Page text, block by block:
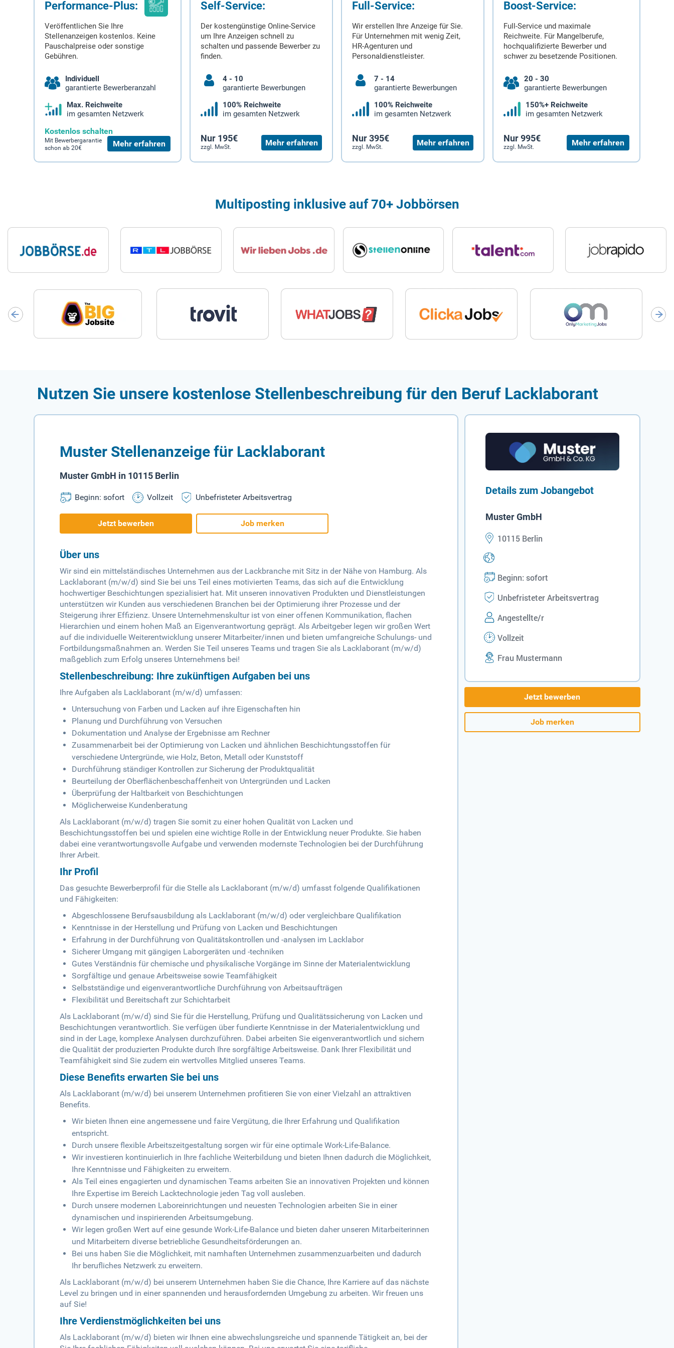
Performance-Plus:
Veröffentlichen Sie Ihre
Stellenanzeigen kostenlos. Keine
Pauschalpreise oder sonstige
Gebühren.
Individuell
garantierte Bewerberanzahl
Max. Reichweite
im gesamten Netzwerk
Kostenlos schalten
Mit Bewerbergarantie
schon ab 20€
Mehr erfahren
Self-Service:
Der kostengünstige Online-Service
um Ihre Anzeigen schnell zu
schalten und passende Bewerber zu
finden.
4 - 10
garantierte Bewerbungen
100% Reichweite
im gesamten Netzwerk
Nur 195€
zzgl. MwSt. Mehr erfahren
Full-Service:
Wir erstellen Ihre Anzeige für Sie.
Für Unternehmen mit wenig Zeit,
HR-Agenturen und
Personaldienstleister.
7 - 14
garantierte Bewerbungen
100% Reichweite
im gesamten Netzwerk
Nur 395€
zzgl. MwSt. Mehr erfahren
Boost-Service:
Full-Service und maximale
Reichweite. Für Mangelberufe,
hochqualifizierte Bewerber und
schwer zu besetzende Positionen.
20 - 30
garantierte Bewerbungen
150%+ Reichweite
im gesamten Netzwerk
Nur 995€
zzgl. MwSt. Mehr erfahren
Multiposting inklusive auf 70+ Jobbörsen
Nutzen Sie unsere kostenlose Stellenbeschreibung für den Beruf Lacklaborant
Muster Stellenanzeige für Lacklaborant
Muster GmbH in 10115 Berlin
Beginn: sofort Vollzeit Unbefristeter Arbeitsvertrag
Jetzt bewerben Job merken
Über uns
Wir sind ein mittelständisches Unternehmen aus der Lackbranche mit Sitz in der Nähe von Hamburg. Als
Lacklaborant (m/w/d) sind Sie bei uns Teil eines motivierten Teams, das sich auf die Entwicklung
hochwertiger Beschichtungen spezialisiert hat. Mit unseren innovativen Produkten und Dienstleistungen
unterstützen wir Kunden aus verschiedenen Branchen bei der Optimierung ihrer Prozesse und der
Steigerung ihrer Effizienz. Unsere Unternehmenskultur ist von einer offenen Kommunikation, flachen
Hierarchien und einem hohen Maß an Eigenverantwortung geprägt. Als Arbeitgeber legen wir großen Wert
auf die individuelle Weiterentwicklung unserer Mitarbeiter/innen und bieten umfangreiche Schulungs- und
Fortbildungsmaßnahmen an. Werden Sie Teil unseres Teams und tragen Sie als Lacklaborant (m/w/d)
maßgeblich zum Erfolg unseres Unternehmens bei!
Stellenbeschreibung: Ihre zukünftigen Aufgaben bei uns
Ihre Aufgaben als Lacklaborant (m/w/d) umfassen:
Untersuchung von Farben und Lacken auf ihre Eigenschaften hin
Planung und Durchführung von Versuchen
Dokumentation und Analyse der Ergebnisse am Rechner
Zusammenarbeit bei der Optimierung von Lacken und ähnlichen Beschichtungsstoffen für
verschiedene Untergründe, wie Holz, Beton, Metall oder Kunststoff
Durchführung ständiger Kontrollen zur Sicherung der Produktqualität
Beurteilung der Oberflächenbeschaffenheit von Untergründen und Lacken
Überprüfung der Haltbarkeit von Beschichtungen
Möglicherweise Kundenberatung
Als Lacklaborant (m/w/d) tragen Sie somit zu einer hohen Qualität von Lacken und
Beschichtungsstoffen bei und spielen eine wichtige Rolle in der Entwicklung neuer Produkte. Sie haben
dabei eine verantwortungsvolle Aufgabe und verwenden modernste Technologien bei der Durchführung
Ihrer Arbeit.
Ihr Profil
Das gesuchte Bewerberprofil für die Stelle als Lacklaborant (m/w/d) umfasst folgende Qualifikationen
und Fähigkeiten:
Abgeschlossene Berufsausbildung als Lacklaborant (m/w/d) oder vergleichbare Qualifikation
Kenntnisse in der Herstellung und Prüfung von Lacken und Beschichtungen
Erfahrung in der Durchführung von Qualitätskontrollen und -analysen im Lacklabor
Sicherer Umgang mit gängigen Laborgeräten und -techniken
Gutes Verständnis für chemische und physikalische Vorgänge im Sinne der Materialentwicklung
Sorgfältige und genaue Arbeitsweise sowie Teamfähigkeit
Selbstständige und eigenverantwortliche Durchführung von Arbeitsaufträgen
Flexibilität und Bereitschaft zur Schichtarbeit
Als Lacklaborant (m/w/d) sind Sie für die Herstellung, Prüfung und Qualitätssicherung von Lacken und
Beschichtungen verantwortlich. Sie verfügen über fundierte Kenntnisse in der Materialentwicklung und
sind in der Lage, komplexe Analysen durchzuführen. Dabei arbeiten Sie eigenverantwortlich und sichern
die Qualität der produzierten Produkte durch Ihre sorgfältige Arbeitsweise. Dank Ihrer Flexibilität und
Teamfähigkeit sind Sie zudem ein wertvolles Mitglied unseres Teams.
Diese Benefits erwarten Sie bei uns
Als Lacklaborant (m/w/d) bei unserem Unternehmen profitieren Sie von einer Vielzahl an attraktiven
Benefits.
Wir bieten Ihnen eine angemessene und faire Vergütung, die Ihrer Erfahrung und Qualifikation
entspricht.
Durch unsere flexible Arbeitszeitgestaltung sorgen wir für eine optimale Work-Life-Balance.
Wir investieren kontinuierlich in Ihre fachliche Weiterbildung und bieten Ihnen dadurch die Möglichkeit,
Ihre Kenntnisse und Fähigkeiten zu erweitern.
Als Teil eines engagierten und dynamischen Teams arbeiten Sie an innovativen Projekten und können
Ihre Expertise im Bereich Lacktechnologie jeden Tag voll ausleben.
Durch unsere modernen Laboreinrichtungen und neuesten Technologien arbeiten Sie in einer
dynamischen und inspirierenden Arbeitsumgebung.
Wir legen großen Wert auf eine gesunde Work-Life-Balance und bieten daher unseren Mitarbeiterinnen
und Mitarbeitern diverse betriebliche Gesundheitsförderungen an.
Bei uns haben Sie die Möglichkeit, mit namhaften Unternehmen zusammenzuarbeiten und dadurch
Ihr berufliches Netzwerk zu erweitern.
Als Lacklaborant (m/w/d) bei unserem Unternehmen haben Sie die Chance, Ihre Karriere auf das nächste
Level zu bringen und in einer spannenden und herausfordernden Umgebung zu arbeiten. Wir freuen uns
auf Sie!
Ihre Verdienstmöglichkeiten bei uns
Als Lacklaborant (m/w/d) bieten wir Ihnen eine abwechslungsreiche und spannende Tätigkeit an, bei der
Details zum Jobangebot
Muster GmbH
10115 Berlin
Beginn: sofort
Unbefristeter Arbeitsvertrag
Angestellte/r
Vollzeit
Frau Mustermann
Jetzt bewerben
Job merken